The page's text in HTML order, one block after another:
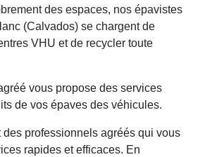
des espaces, nos épavistes
(Calvados) se chargent de
VHU et de recycler toute
vous propose des services
de vos épaves des véhicules.
des professionnels agréés qui vous
rapides et efficaces. En